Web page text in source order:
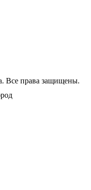
Все права защищены.